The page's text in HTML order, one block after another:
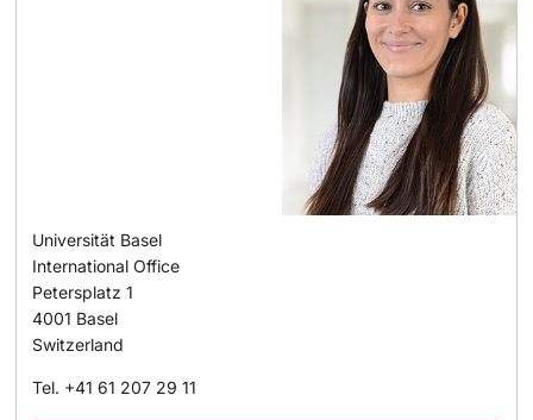
Universität Basel
International Office
Petersplatz 1
4001 Basel
Switzerland
Tel. +41 61 207 29 11